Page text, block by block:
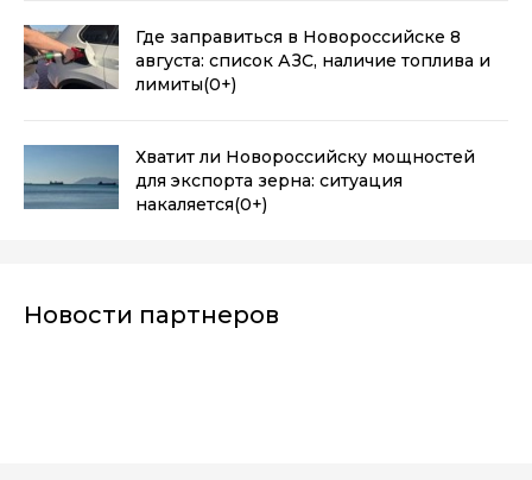
Где заправиться в Новороссийске 8
августа: список АЗС, наличие топлива и
лимиты(0+)
Хватит ли Новороссийску мощностей
для экспорта зерна: ситуация
накаляется(0+)
Новости партнеров